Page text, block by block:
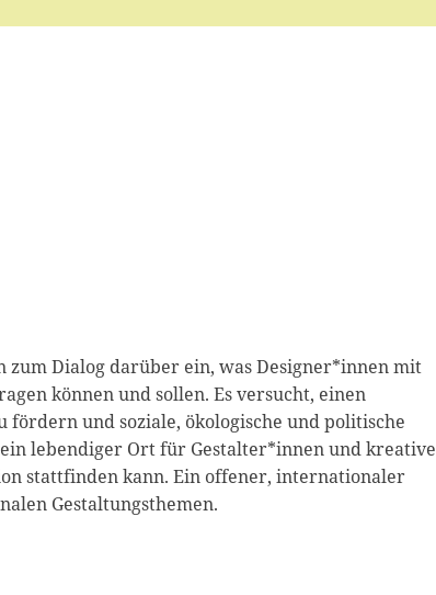
zum Dialog darüber ein, was Designer*innen mit
können und sollen. Es versucht, einen
und soziale, ökologische und politische
lebendiger Ort für Gestalter*innen und kreative
stattfinden kann. Ein offener, internationaler
Gestaltungsthemen.